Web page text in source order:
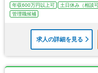
年収600万円以上可 土日休み（相談
管理職候補
求人の詳細を見る